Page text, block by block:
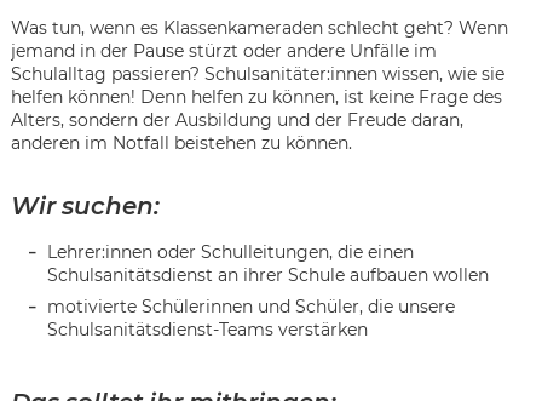
Was tun, wenn es Klassenkameraden schlecht geht? Wenn
jemand in der Pause stürzt oder andere Unfälle im
Schulalltag passieren? Schulsanitäter:innen wissen, wie sie
helfen können! Denn helfen zu können, ist keine Frage des
Alters, sondern der Ausbildung und der Freude daran,
anderen im Notfall beistehen zu können.
Wir suchen:
Lehrer:innen oder Schulleitungen, die einen
Schulsanitätsdienst an ihrer Schule aufbauen wollen
motivierte Schülerinnen und Schüler, die unsere
Schulsanitätsdienst-Teams verstärken
Karte anzeigen